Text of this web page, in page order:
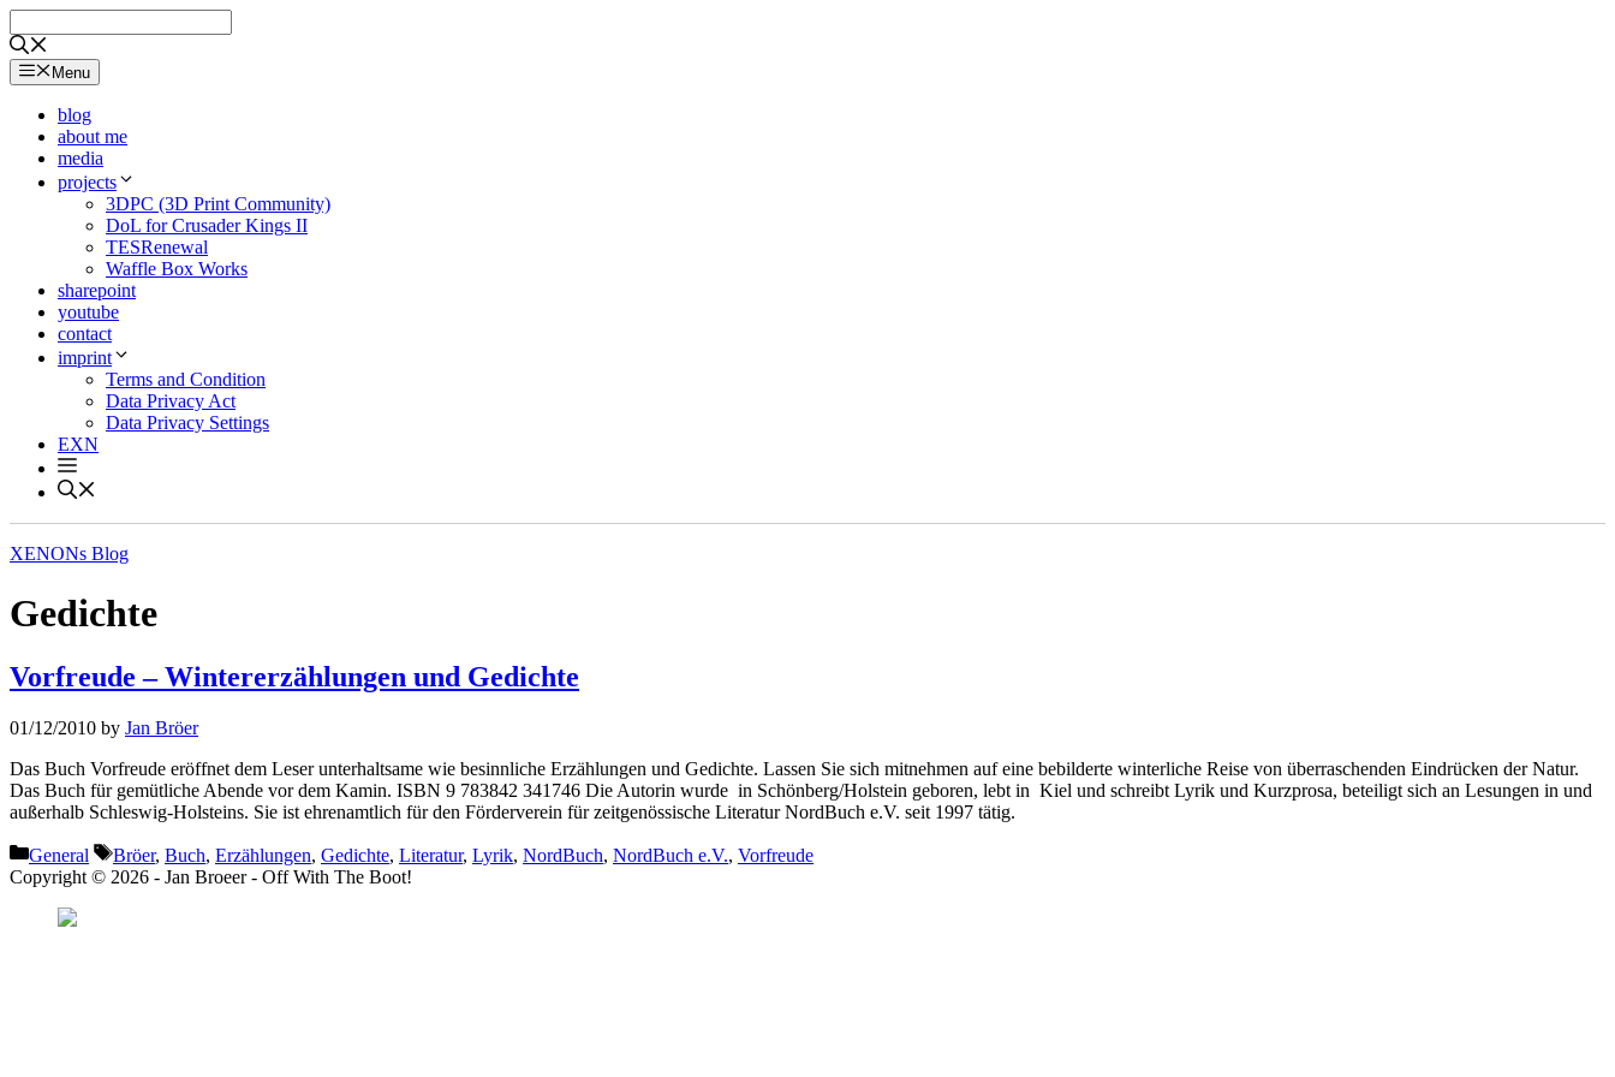
to
content
Menu
blog
about me
media
projects
3DPC (3D Print Community)
DoL for Crusader Kings II
TESRenewal
Waffle Box Works
sharepoint
youtube
contact
imprint
Terms and Condition
Data Privacy Act
Data Privacy Settings
EXN
XENONs Blog
Gedichte
Vorfreude – Wintererzählungen und Gedichte
01/12/2010 by Jan Bröer
Das Buch Vorfreude eröffnet dem Leser unterhaltsame wie besinnliche Erzählungen und Gedichte. Lassen Sie sich mitnehmen auf eine bebilderte winterliche Reise von überraschenden Eindrücken der Natur.
Das Buch für gemütliche Abende vor dem Kamin. ISBN 9 783842 341746 Die Autorin wurde in Schönberg/Holstein geboren, lebt in Kiel und schreibt Lyrik und Kurzprosa, beteiligt sich an Lesungen in und
außerhalb Schleswig-Holsteins. Sie ist ehrenamtlich für den Förderverein für zeitgenössische Literatur NordBuch e.V. seit 1997 tätig.
Categories
General Tags
Bröer, Buch, Erzählungen, Gedichte, Literatur, Lyrik, NordBuch, NordBuch e.V., Vorfreude
Copyright © 2026 - Jan Broeer - Off With The Boot!